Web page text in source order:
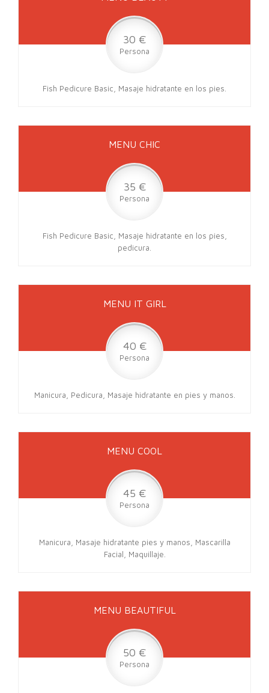
30 €
Persona
Fish Pedicure Basic, Masaje hidratante en los pies.
MENU CHIC
35 €
Persona
Fish Pedicure Basic, Masaje hidratante en los pies,
pedicura.
MENU IT GIRL
40 €
Persona
Manicura, Pedicura, Masaje hidratante en pies y manos.
MENU COOL
45 €
Persona
Manicura, Masaje hidratante pies y manos, Mascarilla
Facial, Maquillaje.
MENU BEAUTIFUL
50 €
Persona